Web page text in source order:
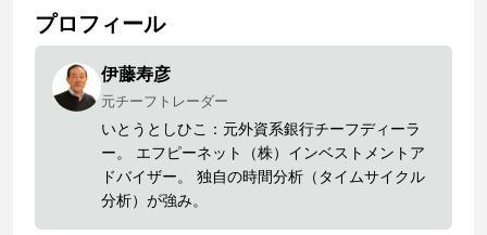
プロフィール
伊藤寿彦
元チーフトレーダー
いとうとしひこ：元外資系銀行チーフディーラ
ー。 エフピーネット（株）インベストメントア
ドバイザー。 独自の時間分析（タイムサイクル
分析）が強み。